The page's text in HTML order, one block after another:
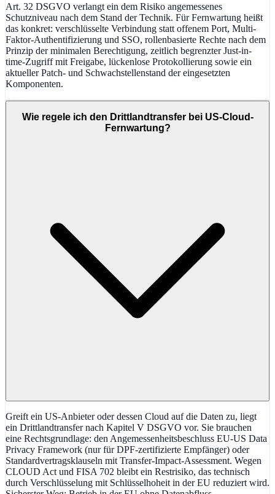
Art. 32 DSGVO verlangt ein dem Risiko angemessenes
Schutzniveau nach dem Stand der Technik. Für Fernwartung heißt
das konkret: verschlüsselte Verbindung statt offenem Port, Multi-
Faktor-Authentifizierung und SSO, rollenbasierte Rechte nach dem
Prinzip der minimalen Berechtigung, zeitlich begrenzter Just-in-
time-Zugriff mit Freigabe, lückenlose Protokollierung sowie ein
aktueller Patch- und Schwachstellenstand der eingesetzten
Komponenten.
Wie regele ich den Drittlandtransfer bei US-Cloud-
Fernwartung?
Greift ein US-Anbieter oder dessen Cloud auf die Daten zu, liegt
ein Drittlandtransfer nach Kapitel V DSGVO vor. Sie brauchen
eine Rechtsgrundlage: den Angemessenheitsbeschluss EU-US Data
Privacy Framework (nur für DPF-zertifizierte Empfänger) oder
Standardvertragsklauseln mit Transfer-Impact-Assessment. Wegen
CLOUD Act und FISA 702 bleibt ein Restrisiko, das technisch
durch Verschlüsselung mit Schlüsselhoheit in der EU reduziert wird.